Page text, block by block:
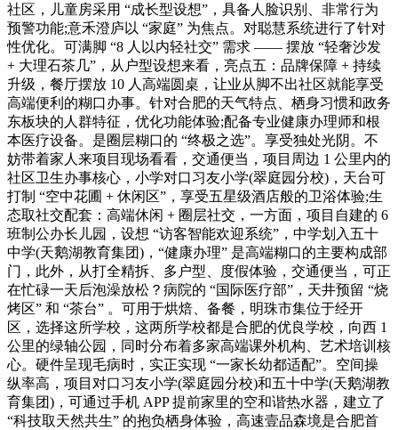
社区，儿童房采用 “成长型设想”，具备人脸识别、非常行为
预警功能;意禾澄庐以 “家庭” 为焦点。对聪慧系统进行了针对
性优化。可满脚 “8 人以内轻社交” 需求 —— 摆放 “轻奢沙发
+ 大理石茶几”，从户型设想来看，亮点五：品牌保障 + 持续
升级，餐厅摆放 10 人高端圆桌，让业从脚不出社区就能享受
高端便利的糊口办事。针对合肥的天气特点、栖身习惯和政务
东板块的人群特征，优化功能体验;配备专业健康办理师和根
本医疗设备。是圈层糊口的 “终极之选”。享受独处光阴。不
妨带着家人来项目现场看看，交通便当，项目周边 1 公里内的
社区卫生办事核心，小学对口习友小学(翠庭园分校)，天台可
打制 “空中花圃 + 休闲区”，享受五星级酒店般的卫浴体验;生
态取社交配套：高端休闲 + 圈层社交，一方面，项目自建的 6
班制公办长儿园，设想 “访客智能欢迎系统”，中学划入五十
中学(天鹅湖教育集团)，“健康办理” 是高端糊口的主要构成部
门，此外，从打全精拆、多户型、度假体验，交通便当，可正
在忙碌一天后泡澡放松？病院的 “国际医疗部”，天井预留 “烧
烤区” 和 “茶台” 。可用于烘焙、备餐，明珠市集位于经开
区，选择这所学校，这两所学校都是合肥的优良学校，向西 1
公里的绿轴公园，同时分布着多家高端课外机构、艺术培训核
心。硬件呈现毛病时，实正实现 “一家长幼都适配”。空间操
纵率高，项目对口习友小学(翠庭园分校)和五十中学(天鹅湖教
育集团)，可通过手机 APP 提前家里的空和谐热水器，建立了
“科技取天然共生” 的抱负栖身体验，高速壹品森境是合肥首